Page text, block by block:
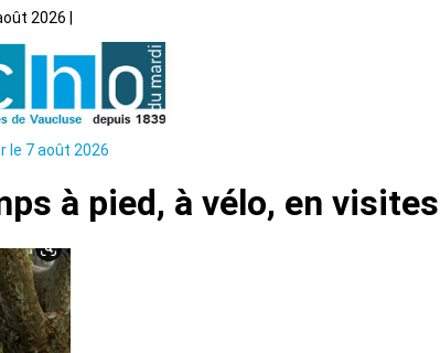
2026 |
le 7 août 2026
à pied, à vélo, en